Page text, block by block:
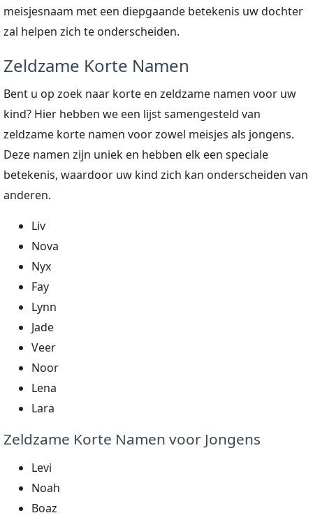
meisjesnaam met een diepgaande betekenis uw dochter
zal helpen zich te onderscheiden.
Zeldzame Korte Namen
Bent u op zoek naar korte en zeldzame namen voor uw
kind? Hier hebben we een lijst samengesteld van
zeldzame korte namen voor zowel meisjes als jongens.
Deze namen zijn uniek en hebben elk een speciale
betekenis, waardoor uw kind zich kan onderscheiden van
anderen.
Liv
Nova
Nyx
Fay
Lynn
Jade
Veer
Noor
Lena
Lara
Zeldzame Korte Namen voor Jongens
Levi
Noah
Boaz